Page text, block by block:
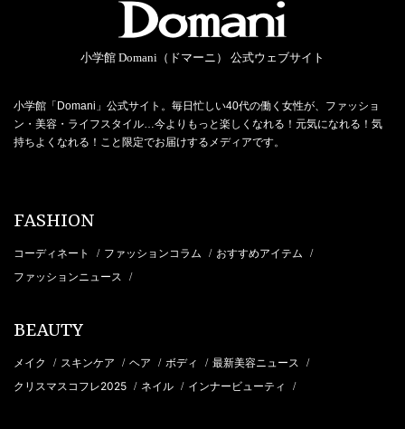
小学館 Domani（ドマーニ） 公式ウェブサイト
小学館「Domani」公式サイト。毎日忙しい40代の働く女性が、ファッショ
ン・美容・ライフスタイル…今よりもっと楽しくなれる！元気になれる！気
持ちよくなれる！こと限定でお届けするメディアです。
FASHION
コーディネート / ファッションコラム / おすすめアイテム /
ファッションニュース /
BEAUTY
メイク / スキンケア / ヘア / ボディ / 最新美容ニュース /
クリスマスコフレ2025 / ネイル / インナービューティ /